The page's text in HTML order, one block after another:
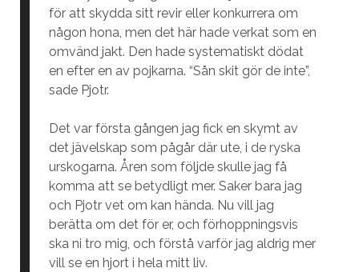
för att skydda sitt revir eller konkurrera om
någon hona, men det här hade verkat som en
omvänd jakt. Den hade systematiskt dödat
en efter en av pojkarna. “Sån skit gör de inte”,
sade Pjotr.
Det var första gången jag fick en skymt av
det jävelskap som pågår där ute, i de ryska
urskogarna. Åren som följde skulle jag få
komma att se betydligt mer. Saker bara jag
och Pjotr vet om kan hända. Nu vill jag
berätta om det för er, och förhoppningsvis
ska ni tro mig, och förstå varför jag aldrig mer
vill se en hjort i hela mitt liv.